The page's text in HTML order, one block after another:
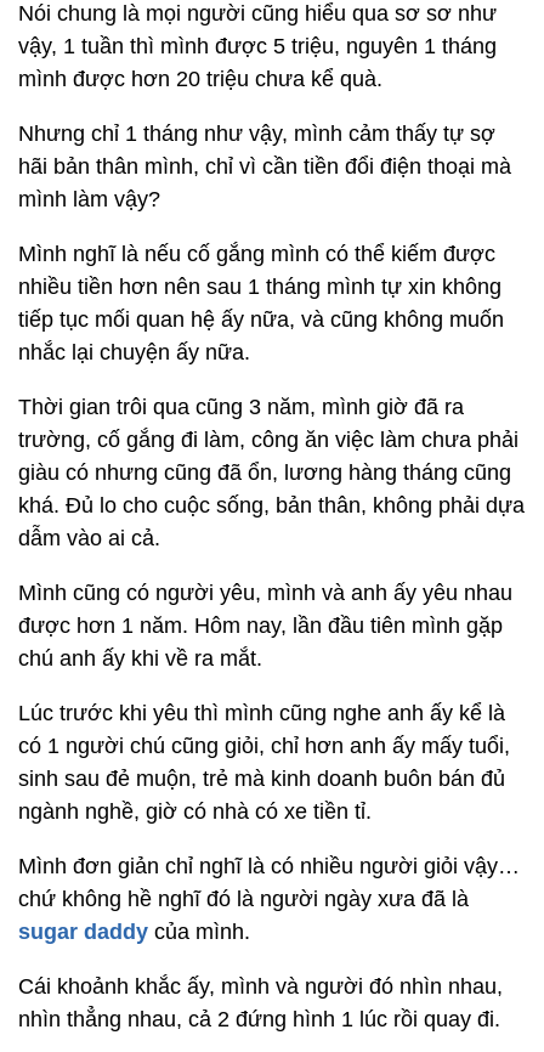
Nói chung là mọi người cũng hiểu qua sơ sơ như
vậy, 1 tuần thì mình được 5 triệu, nguyên 1 tháng
mình được hơn 20 triệu chưa kể quà.
Nhưng chỉ 1 tháng như vậy, mình cảm thấy tự sợ
hãi bản thân mình, chỉ vì cần tiền đổi điện thoại mà
mình làm vậy?
Mình nghĩ là nếu cố gắng mình có thể kiếm được
nhiều tiền hơn nên sau 1 tháng mình tự xin không
tiếp tục mối quan hệ ấy nữa, và cũng không muốn
nhắc lại chuyện ấy nữa.
Thời gian trôi qua cũng 3 năm, mình giờ đã ra
trường, cố gắng đi làm, công ăn việc làm chưa phải
giàu có nhưng cũng đã ổn, lương hàng tháng cũng
khá. Đủ lo cho cuộc sống, bản thân, không phải dựa
dẫm vào ai cả.
Mình cũng có người yêu, mình và anh ấy yêu nhau
được hơn 1 năm. Hôm nay, lần đầu tiên mình gặp
chú anh ấy khi về ra mắt.
Lúc trước khi yêu thì mình cũng nghe anh ấy kể là
có 1 người chú cũng giỏi, chỉ hơn anh ấy mấy tuổi,
sinh sau đẻ muộn, trẻ mà kinh doanh buôn bán đủ
ngành nghề, giờ có nhà có xe tiền tỉ.
Mình đơn giản chỉ nghĩ là có nhiều người giỏi vậy…
chứ không hề nghĩ đó là người ngày xưa đã là
sugar daddy của mình.
Cái khoảnh khắc ấy, mình và người đó nhìn nhau,
nhìn thẳng nhau, cả 2 đứng hình 1 lúc rồi quay đi.